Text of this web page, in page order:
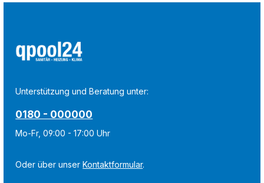
Unterstützung und Beratung unter:
0180 - 000000
Mo-Fr, 09:00 - 17:00 Uhr
Oder über unserKontaktformular.